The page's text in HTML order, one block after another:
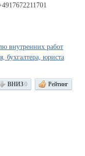
внутренних работ
бухгалтера, юриста
ВНИЗ0 Рейтинг